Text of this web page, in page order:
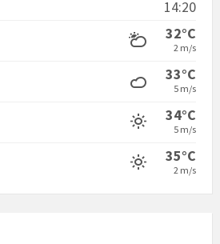
14:20
32°C
2 m/s
33°C
5 m/s
34°C
5 m/s
35°C
2 m/s